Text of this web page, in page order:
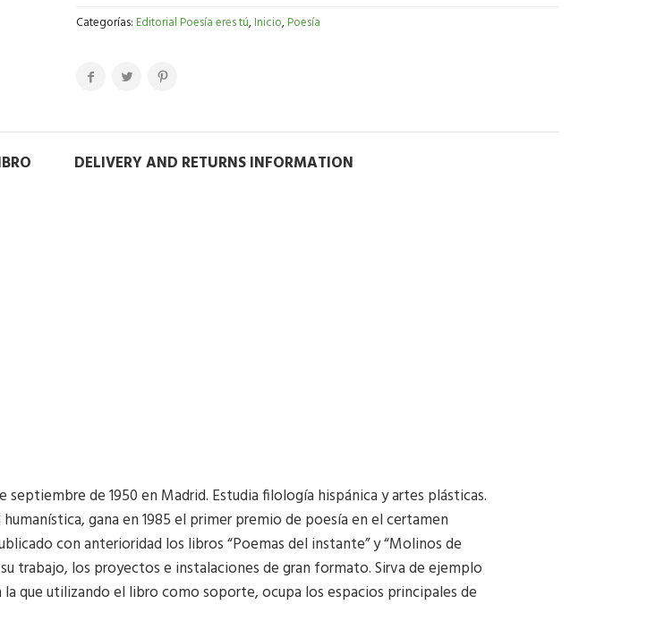
Categorías:Editorial Poesía eres tú,Inicio,Poesía
DELIVERY AND RETURNS INFORMATION
septiembre de 1950 en Madrid. Estudia filología hispánica y artes plásticas.
gana en 1985 el primer premio de poesía en el certamen
con anterioridad los libros “Poemas del instante” y “Molinos de
trabajo, los proyectos e instalaciones de gran formato. Sirva de ejemplo
que utilizando el libro como soporte, ocupa los espacios principales de